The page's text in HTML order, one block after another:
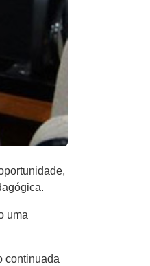
uma
continuada